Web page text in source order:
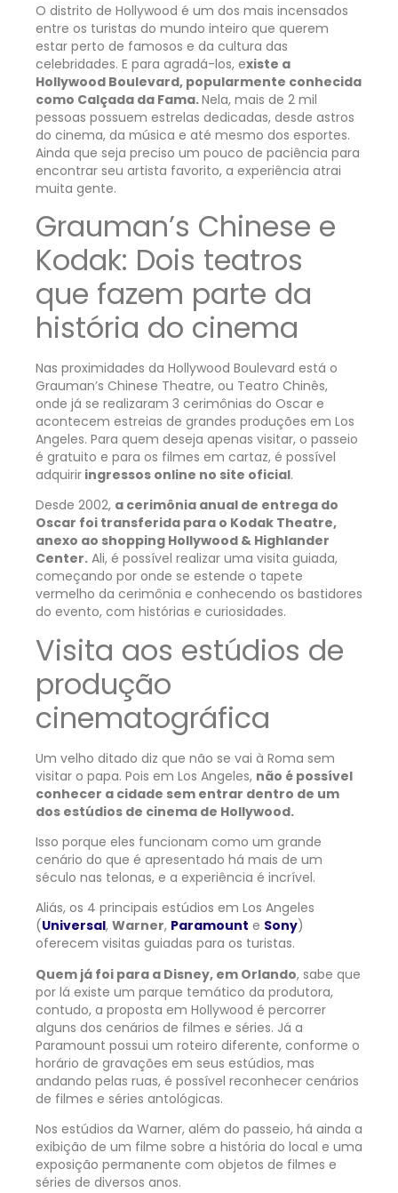
O distrito de Hollywood é um dos mais incensados
entre os turistas do mundo inteiro que querem
estar perto de famosos e da cultura das
celebridades. E para agradá-los, existe a
Hollywood Boulevard, popularmente conhecida
como Calçada da Fama.Nela, mais de 2 mil
pessoas possuem estrelas dedicadas, desde astros
do cinema, da música e até mesmo dos esportes.
Ainda que seja preciso um pouco de paciência para
encontrar seu artista favorito, a experiência atrai
muita gente.
Grauman’s Chinese e
Kodak: Dois teatros
que fazem parte da
história do cinema
Nas proximidades da Hollywood Boulevard está o
Grauman’s Chinese Theatre, ou Teatro Chinês,
onde já se realizaram 3 cerimônias do Oscar e
acontecem estreias de grandes produções em Los
Angeles. Para quem deseja apenas visitar, o passeio
é gratuito e para os filmes em cartaz, é possível
adquirir ingressos online no site oficial.
Desde 2002, a cerimônia anual de entrega do
Oscar foi transferida para o Kodak Theatre,
anexo ao shopping Hollywood & Highlander
Center. Ali, é possível realizar uma visita guiada,
começando por onde se estende o tapete
vermelho da cerimônia e conhecendo os bastidores
do evento, com histórias e curiosidades.
Visita aos estúdios de
produção
cinematográfica
Um velho ditado diz que não se vai à Roma sem
visitar o papa. Pois em Los Angeles, não é possível
conhecer a cidade sem entrar dentro de um
dos estúdios de cinema de Hollywood.
Isso porque eles funcionam como um grande
cenário do que é apresentado há mais de um
século nas telonas, e a experiência é incrível.
Aliás, os 4 principais estúdios em Los Angeles
(Universal, Warner, Paramount e Sony)
oferecem visitas guiadas para os turistas.
Quem já foi para a Disney, em Orlando, sabe que
por lá existe um parque temático da produtora,
contudo, a proposta em Hollywood é percorrer
alguns dos cenários de filmes e séries. Já a
Paramount possui um roteiro diferente, conforme o
horário de gravações em seus estúdios, mas
andando pelas ruas, é possível reconhecer cenários
de filmes e séries antológicas.
Nos estúdios da Warner, além do passeio, há ainda a
exibição de um filme sobre a história do local e uma
exposição permanente com objetos de filmes e
séries de diversos anos.